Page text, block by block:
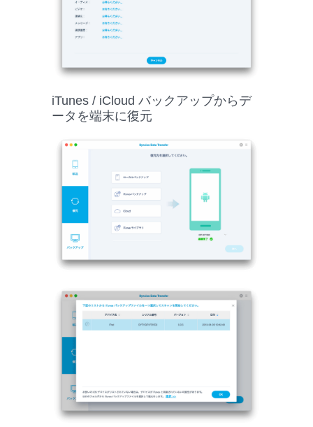
iTunes / iCloud バックアップからデ
ータを端末に復元